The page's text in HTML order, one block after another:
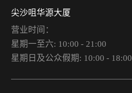
尖沙咀华源大厦
营业时间：
星期一至六: 10:00 - 21:00
星期日及公众假期: 10:00 - 18:00